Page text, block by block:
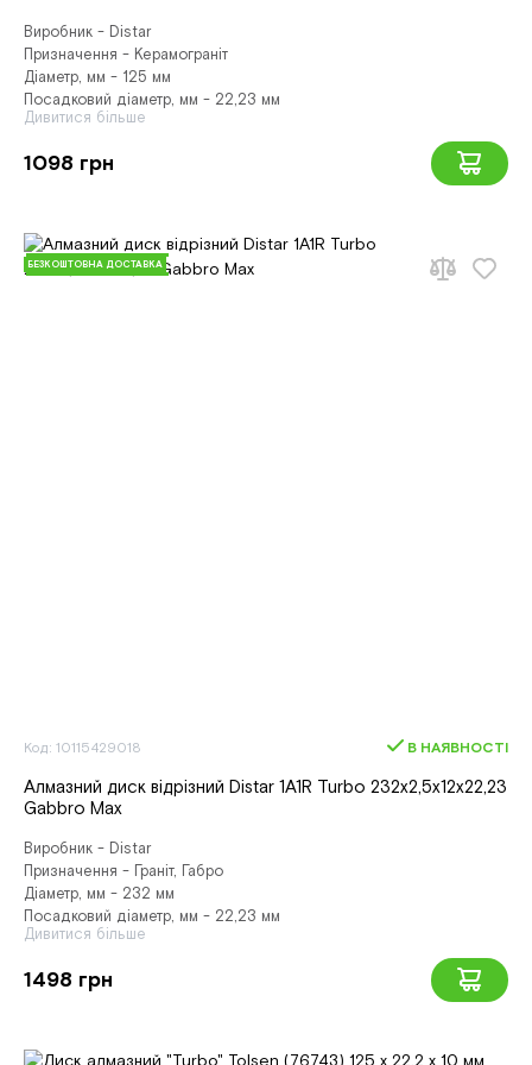
Виробник - Distar
Призначення - Керамограніт
Діаметр, мм - 125 мм
Посадковий діаметр, мм - 22,23 мм
Дивитися більше
1098 грн
БЕЗКОШТОВНА ДОСТАВКА
Код: 10115429018 В НАЯВНОСТІ
Алмазний диск вiдрiзний Distar 1A1R Turbo 232x2,5x12x22,23
Gabbro Max
Виробник - Distar
Призначення - Граніт, Габро
Діаметр, мм - 232 мм
Посадковий діаметр, мм - 22,23 мм
Дивитися більше
1498 грн